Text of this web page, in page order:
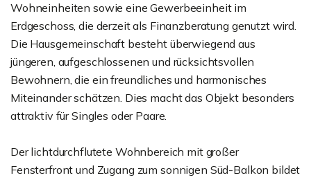
Wohneinheiten sowie eine Gewerbeeinheit im
Erdgeschoss, die derzeit als Finanzberatung genutzt wird.
Die Hausgemeinschaft besteht überwiegend aus
jüngeren, aufgeschlossenen und rücksichtsvollen
Bewohnern, die ein freundliches und harmonisches
Miteinander schätzen. Dies macht das Objekt besonders
attraktiv für Singles oder Paare.
Der lichtdurchflutete Wohnbereich mit großer
Fensterfront und Zugang zum sonnigen Süd-Balkon bildet